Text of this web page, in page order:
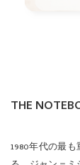
THE
る、ジャン＝
集。1970年代